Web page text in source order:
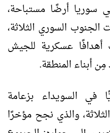
سوريا أرضًا مستباحة،
السوري الثلاثة،
عسكرية للجيش
أبناء المنطقة.
في السويداء بزعامة
والذي نجح مؤخرًا